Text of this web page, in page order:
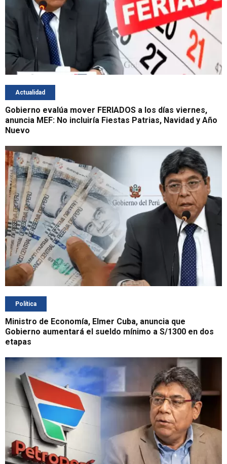
Actualidad
Gobierno evalúa mover FERIADOS a los días viernes,
anuncia MEF: No incluiría Fiestas Patrias, Navidad y Año
Nuevo
Política
Ministro de Economía, Elmer Cuba, anuncia que
Gobierno aumentará el sueldo mínimo a S/1300 en dos
etapas